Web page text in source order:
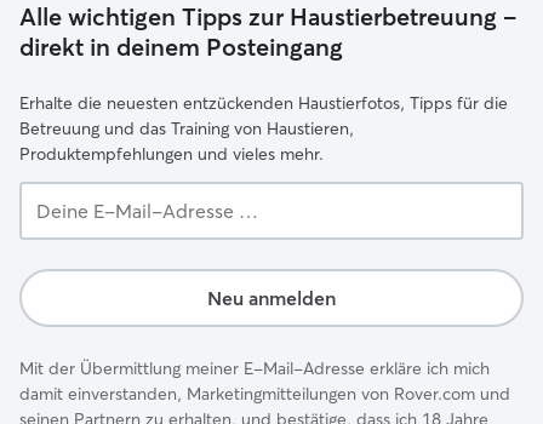
Alle wichtigen Tipps zur Haustierbetreuung –
direkt in deinem Posteingang
Erhalte die neuesten entzückenden Haustierfotos, Tipps für die
Betreuung und das Training von Haustieren,
Produktempfehlungen und vieles mehr.
E-
Adresse …
Neu anmelden
Mit der Übermittlung meiner E-Mail-Adresse erkläre ich mich
damit einverstanden, Marketingmitteilungen von Rover.com und
seinen Partnern zu erhalten, und bestätige, dass ich 18 Jahre